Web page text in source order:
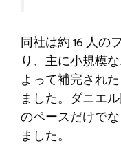
同社は約 16 人の
り、主に小規模
よって補完され
ました。ダニエ
のペースだけで
ました。